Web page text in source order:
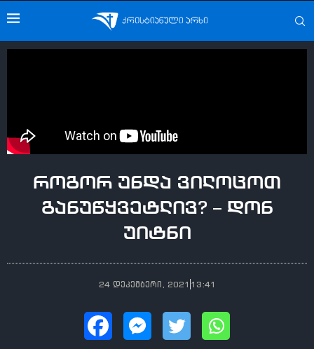
როგორ უნდა ვილოცოთ
განუწყვეტლივ? – დონ
უიტნი
24 დეკემბერი, 2021 13:41